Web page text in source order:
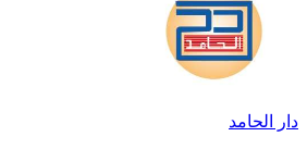
دار الحامد